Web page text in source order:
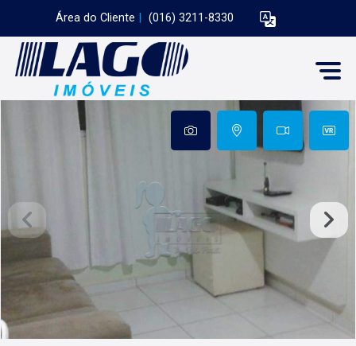
Área do Cliente (016) 3211-8330